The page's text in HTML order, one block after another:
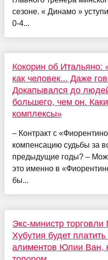
сезоне. « Динамо »
0-4...
Кокорин об Итальяно:
как человек... Даже
Докапывался до
большего, чем он.
комплексы»
– Контракт с
компенсацию судьбы за
предыдущие годы? –
это именно в
бы...
Экс-министр
Хубутия будет
алиментов Юлии Ван,